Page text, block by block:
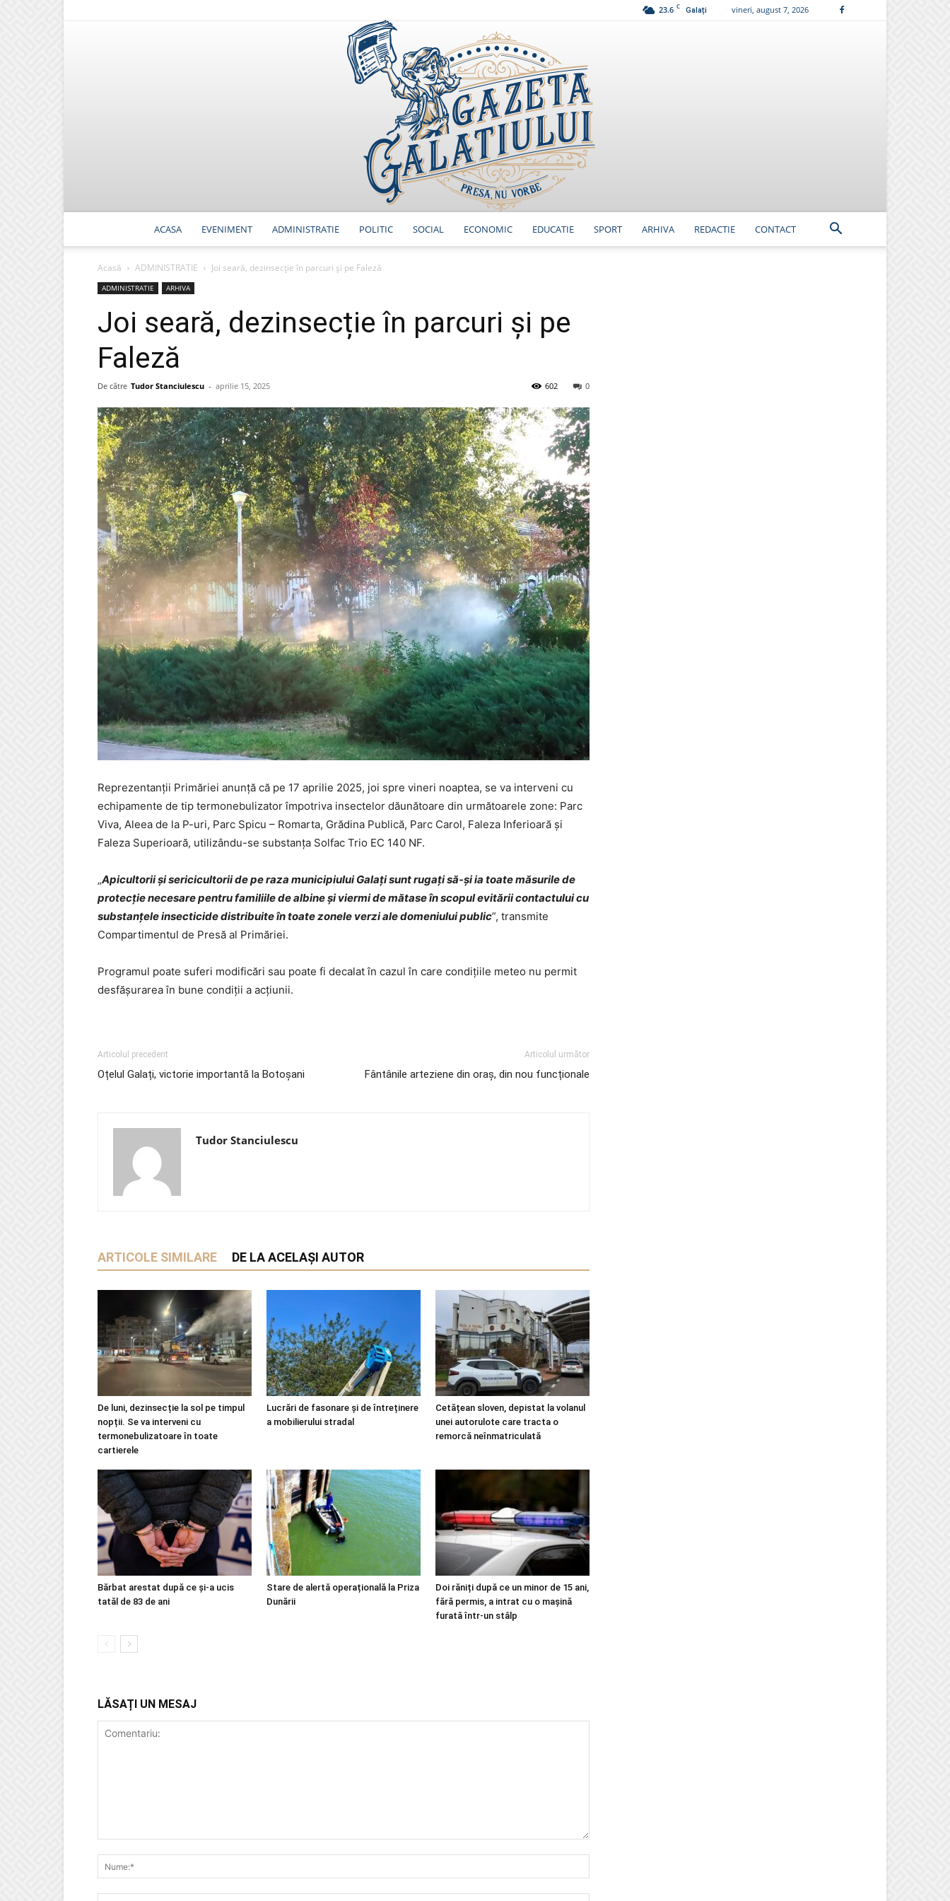
23.6 C Galați vineri, august 7, 2026
ACASA EVENIMENT ADMINISTRATIE POLITIC SOCIAL ECONOMIC EDUCATIE SPORT ARHIVA REDACTIE CONTACT
Acasă ADMINISTRATIE Joi seară, dezinsecție în parcuri și pe Faleză
ADMINISTRATIE ARHIVA
Joi seară, dezinsecție în parcuri și pe
Faleză
De către Tudor Stanciulescu - aprilie 15, 2025 0
602
Reprezentanții Primăriei anunță că pe 17 aprilie 2025, joi spre vineri noaptea, se va interveni cu
echipamente de tip termonebulizator împotriva insectelor dăunătoare din următoarele zone: Parc
Viva, Aleea de la P-uri, Parc Spicu – Romarta, Grădina Publică, Parc Carol, Faleza Inferioară și
Faleza Superioară, utilizându-se substanța Solfac Trio EC 140 NF.
„Apicultorii și sericicultorii de pe raza municipiului Galați sunt rugați să-și ia toate măsurile de
protecție necesare pentru familiile de albine și viermi de mătase în scopul evitării contactului cu
substanțele insecticide distribuite în toate zonele verzi ale domeniului public”, transmite
Compartimentul de Presă al Primăriei.
Programul poate suferi modificări sau poate fi decalat în cazul în care condițiile meteo nu permit
desfășurarea în bune condiții a acțiunii.
Articolul precedent
Oțelul Galați, victorie importantă la Botoșani
Articolul următor
Fântânile arteziene din oraș, din nou funcționale
Tudor Stanciulescu
ARTICOLE SIMILARE DE LA ACELAȘI AUTOR
De luni, dezinsecție la sol pe timpul
nopții. Se va interveni cu
termonebulizatoare în toate
cartierele
Lucrări de fasonare și de întreținere
a mobilierului stradal
Cetățean sloven, depistat la volanul
unei autorulote care tracta o
remorcă neînmatriculată
Bărbat arestat după ce și-a ucis
tatăl de 83 de ani
Stare de alertă operațională la Priza
Dunării
Doi răniți după ce un minor de 15 ani,
fără permis, a intrat cu o mașină
furată într-un stâlp
LĂSAȚI UN MESAJ